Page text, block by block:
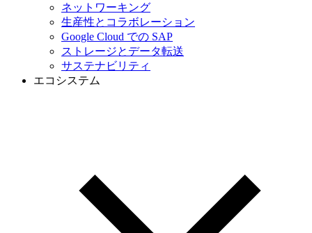
ネットワーキング
生産性とコラボレーション
Google Cloud での SAP
ストレージとデータ転送
サステナビリティ
エコシステム